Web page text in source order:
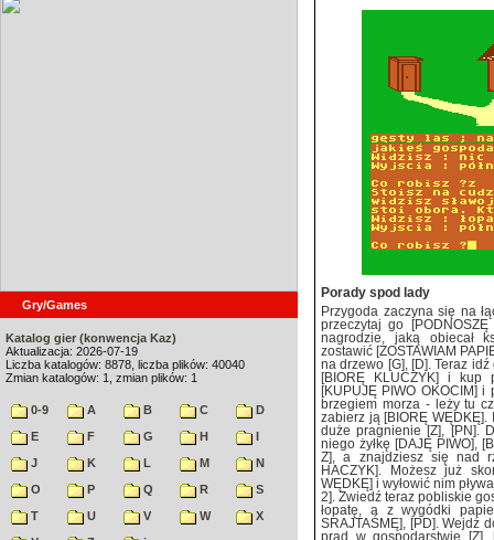
Gry/Games
Katalog gier (konwencja Kaz)
Aktualizacja: 2026-07-19
Liczba katalogów: 8878, liczba plików: 40040
Zmian katalogów: 1, zmian plików: 1
0-9 A B C
D
E
F G H
I
J
K L M
N
O
P Q R
S
T
U V W
X
Porady spod lady
Przygoda zaczyna się na
przeczytaj go
nagrodzie, jaką obiecał
zostawić [ZOSTAWIAM
na drzewo [G], [D]. Teraz
[BIORĘ KLUCZYK] i kup
[KUPUJĘ PIWO OKOCIM]
brzegiem morza - leży tu
zabierz ją [BIORĘ
duże pragnienie [Z], [PN].
niego żyłkę [DAJĘ PIWO],
Z], a znajdziesz się nad
HACZYK]. Możesz już
WĘDKĘ] i wyłowić nim
2]. Zwiedź teraz pobliskie
łopatę, a z wygódki
SRAJTAŚMĘ], [PD]. Wejdź
prąd w gospodarstwie [Z],